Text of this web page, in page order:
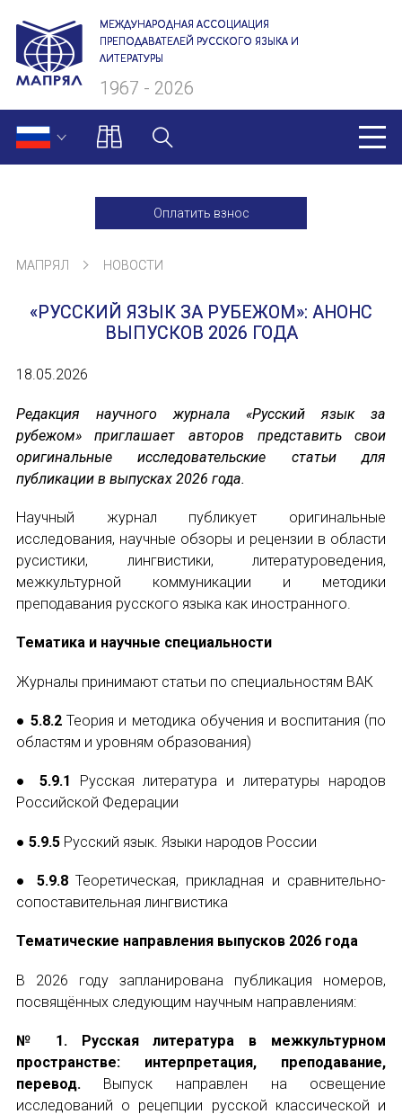
МЕЖДУНАРОДНАЯ АССОЦИАЦИЯ
ПРЕПОДАВАТЕЛЕЙ РУССКОГО ЯЗЫКА И
ЛИТЕРАТУРЫ
1967 - 2026
Оплатить взнос
О нас
Президиум
Ревизионная комиссия
Устав МАПРЯЛ
Вступить в МАПРЯЛ
История МАПРЯЛ
Медаль А. С. Пушкина
Оплата членских взносов МАПРЯЛ
МЕРОПРИЯТИЯ
Мероприятия МАПРЯЛ на 2026 год
50 лет МАПРЯЛ
Архив мероприятий
НОВОСТИ
КОНГРЕССЫ
XIII КОНГРЕСС МАПРЯЛ
XIV КОНГРЕСС МАПРЯЛ
XV КОНГРЕСС МАПРЯЛ
РУССКИЙ ЯЗЫК В МИРЕ
ПРОЕКТЫ
МАПРЯЛ НОВОСТИ
«РУССКИЙ ЯЗЫК ЗА РУБЕЖОМ»: АНОНС
ВЫПУСКОВ 2026 ГОДА
18.05.2026
Редакция научного журнала «Русский язык за
рубежом» приглашает авторов представить свои
оригинальные исследовательские статьи для
публикации в выпусках 2026 года.
Научный журнал публикует оригинальные
исследования, научные обзоры и рецензии в области
русистики, лингвистики, литературоведения,
межкультурной коммуникации и методики
преподавания русского языка как иностранного.
Тематика и научные специальности
Журналы принимают статьи по специальностям ВАК
● 5.8.2Теория и методика обучения и воспитания (по
областям и уровням образования)
● 5.9.1
Русская литература и литературы народов
Российской Федерации
● 5.9.5 Русский язык. Языки народов России
● 5.9.8 Теоретическая, прикладная и сравнительно-
сопоставительная лингвистика
Тематические направления выпусков 2026 года
В 2026 году запланирована публикация номеров,
посвящённых следующим научным направлениям:
№ 1. Русская литература в межкультурном
пространстве: интерпретация, преподавание,
перевод.Выпуск направлен на освещение
исследований о рецепции русской классической и